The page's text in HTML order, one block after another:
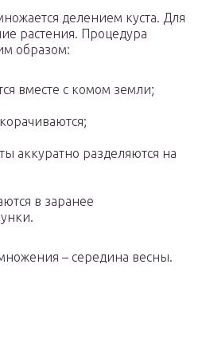
делением куста. Для
растения. Процедура
образом:
вместе с комом земли;
аккуратно разделяются на
в заранее
– середина весны.